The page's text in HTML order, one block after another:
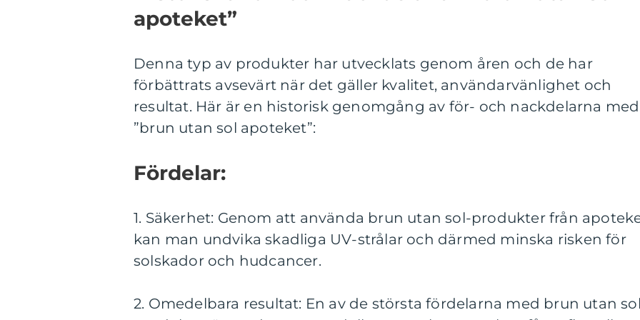
apoteket”
Denna typ av produkter har utvecklats genom åren och de har
förbättrats avsevärt när det gäller kvalitet, användarvänlighet och
resultat. Här är en historisk genomgång av för- och nackdelarna med
”brun utan sol apoteket”:
Fördelar:
1. Säkerhet: Genom att använda brun utan sol-produkter från
kan man undvika skadliga UV-strålar och därmed minska risken för
solskador och hudcancer.
2. Omedelbara resultat: En av de största fördelarna med brun utan